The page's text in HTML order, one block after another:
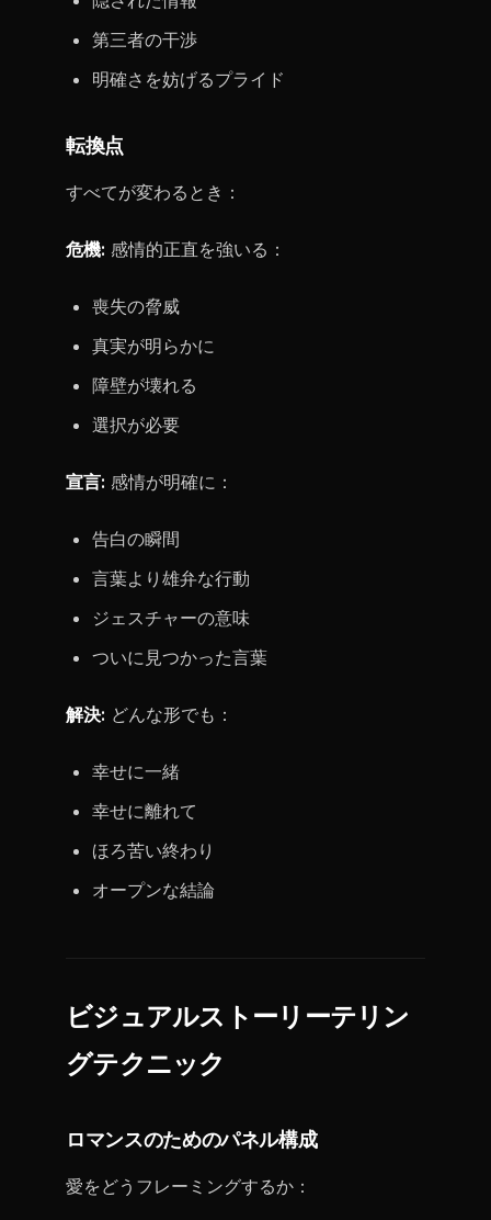
第三者の干渉
明確さを妨げるプライド
転換点
すべてが変わるとき：
危機: 感情的正直を強いる：
喪失の脅威
真実が明らかに
障壁が壊れる
選択が必要
宣言: 感情が明確に：
告白の瞬間
言葉より雄弁な行動
ジェスチャーの意味
ついに見つかった言葉
解決: どんな形でも：
幸せに一緒
幸せに離れて
ほろ苦い終わり
オープンな結論
ビジュアルストーリーテリン
グテクニック
ロマンスのためのパネル構成
愛をどうフレーミングするか：